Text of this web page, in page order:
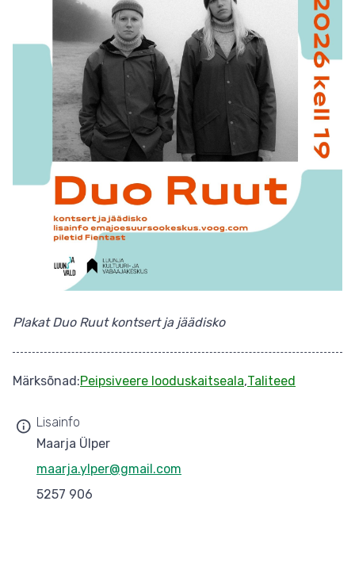
Lisainfo
Maarja Ülper
maarja.ylper@gmail.com
5257 906
Plakat Duo Ruut kontsert ja jäädisko
Märksõnad Peipsiveere looduskaitseala Taliteed